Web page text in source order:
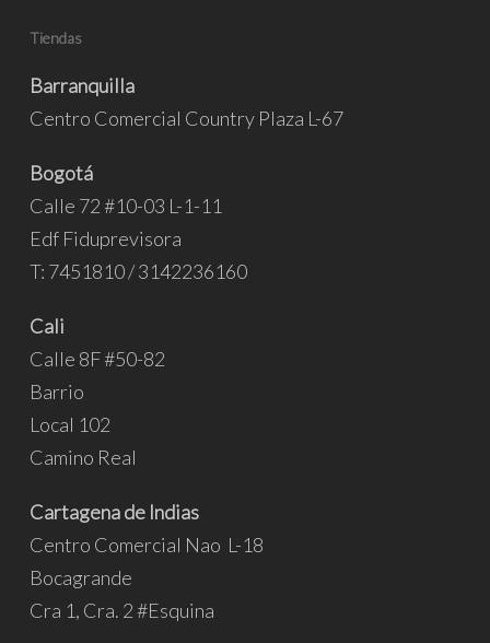
Tiendas
Barranquilla
Centro Comercial Country Plaza L-67
Bogotá
Calle 72 #10-03 L-1-11
Edf Fiduprevisora
T: 7451810 / 3142236160
Cali
Calle 8F #50-82
Barrio
Local 102
Camino Real
Cartagena de Indias
Centro Comercial Nao L-18
Bocagrande
Cra 1, Cra. 2 #Esquina